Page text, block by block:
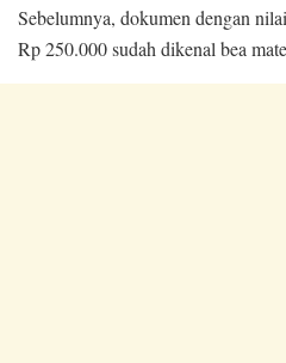
Sebelumnya, dokumen dengan
Rp 250.000 sudah dikenal bea